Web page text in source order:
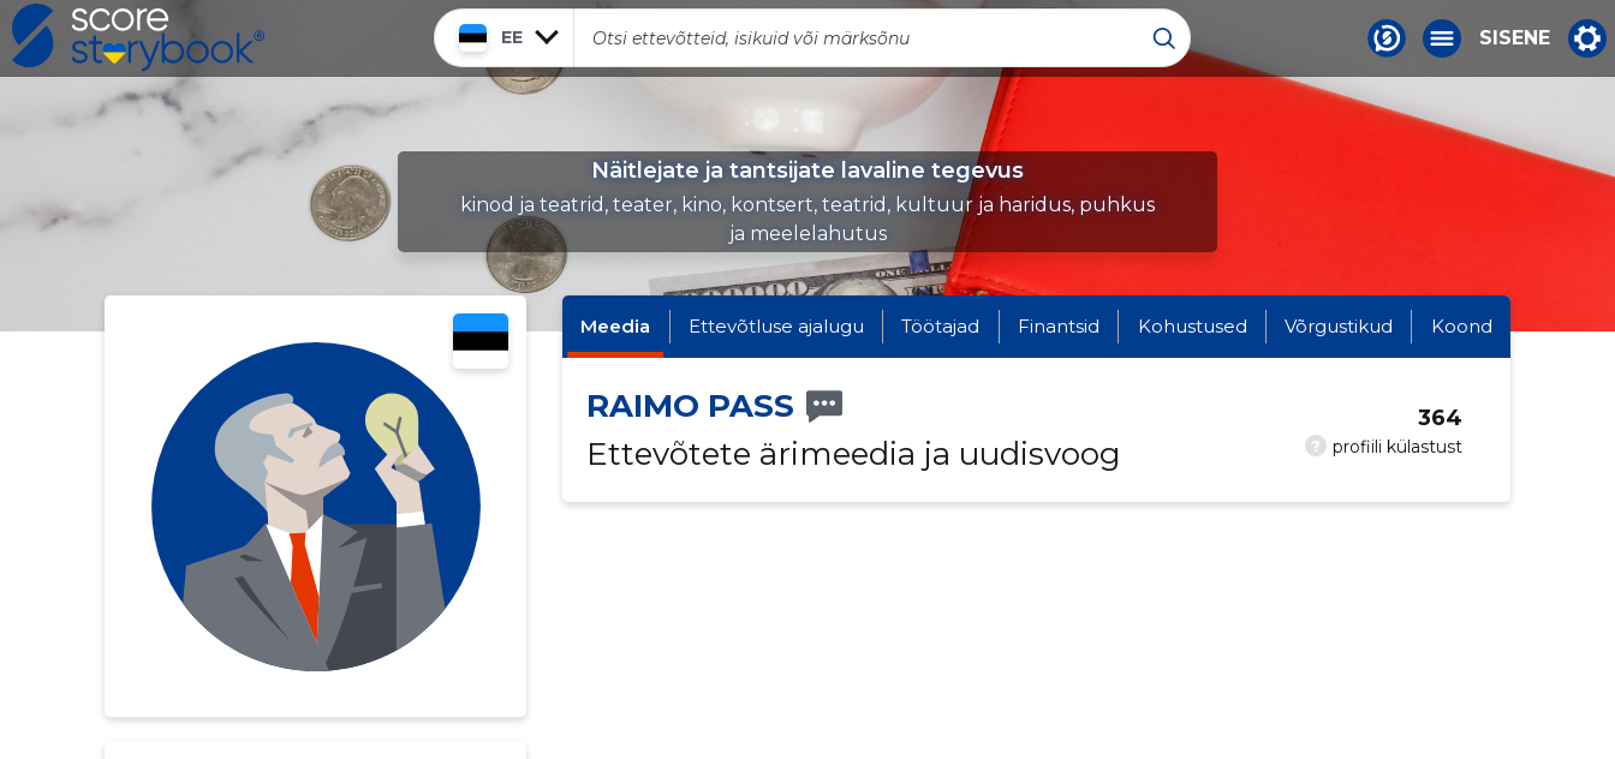
EE SISENE
Näitlejate ja tantsijate lavaline tegevus
kinod ja teatrid, teater, kino, kontsert, teatrid, kultuur ja haridus, puhkus
ja meelelahutus
Meedia Ettevõtluse ajalugu Töötajad Finantsid Kohustused Võrgustikud Koond
RAIMO PASS
Ettevõtete ärimeedia ja uudisvoog
? profiili külastust
364